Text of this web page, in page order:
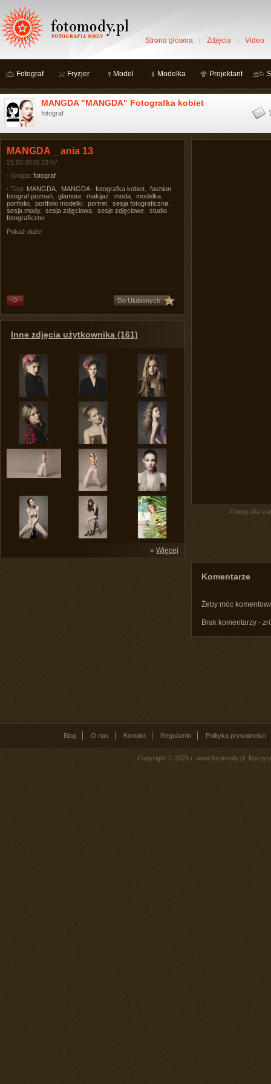
Strona główna Zdjęcia Video
Fotograf Fryzjer Model Modelka Projektant
MANGDA "MANGDA" Fotografka kobiet
fotograf
MANGDA _ ania 13
21.03.2010 23:07
Grupa: fotograf
Tagi: MANGDA MANGDA - fotografka kobiet fashion
fotograf poznań
glamour, makijaż moda modelka
portfolio
portfolio modelki portret sesja fotograficzna
sesja mody, sesja zdjęciowa sesje zdjęciowe
studio
fotograficzne
Pokaż duże
Do Ulubionych
Inne zdjęcia użytkownika (161)
» Więcej
Fotografia
Komentarze
Żeby móc
Brak komentarzy -
Blog O nas Kontakt Regulamin Polityka prywatności
Copyright © 2026 r. www.fotomody.pl.